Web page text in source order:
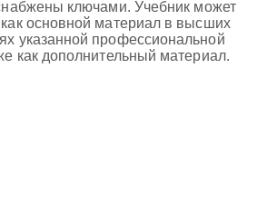
ключами. Учебник может
основной материал в высших
указанной профессиональной
как дополнительный материал.